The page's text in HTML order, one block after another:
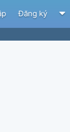
Đăng ký